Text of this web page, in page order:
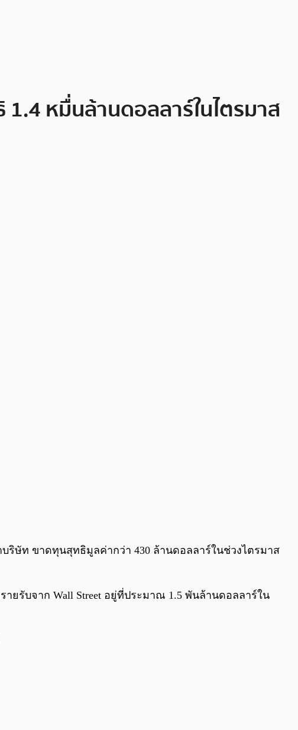
หมื่นล้านดอลลาร์ในไตรมาส
0:00 / 0:00
บริษัท ขาดทุนสุทธิมูลค่ากว่า 430 ล้านดอลลาร์ในช่วงไตรมาส
ยรับจาก Wall Street อยู่ที่ประมาณ 1.5 พันล้านดอลลาร์ใน